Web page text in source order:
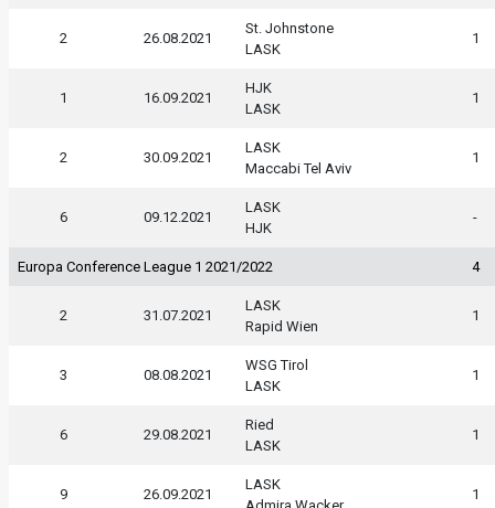
2 26.08.2021
St. Johnstone
LASK
1
1 16.09.2021
HJK
LASK
1
2 30.09.2021
LASK
Maccabi Tel Aviv
1
6 09.12.2021
LASK
HJK
-
Europa Conference League 1 2021/2022 4
2 31.07.2021
LASK
Rapid Wien
1
3 08.08.2021
WSG Tirol
LASK
1
6 29.08.2021
Ried
LASK
1
9 26.09.2021
LASK
1